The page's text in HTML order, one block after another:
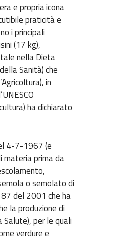
e propria icona
praticità e
i principali
(17 kg),
nella Dieta
Sanità) che
in
ha dichiarato
4-7-1967 (e
materia prima da
o semolato di
del 2001 che ha
la produzione di
per le quali
verdure e